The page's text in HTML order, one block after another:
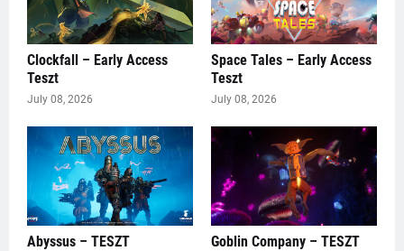
Clockfall – Early Access
Teszt
July 08, 2026
Space Tales – Early Access
Teszt
July 08, 2026
Abyssus – TESZT Goblin Company – TESZT